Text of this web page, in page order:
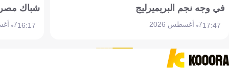
في وجه نجم البريميرليج
17:477 أغسطس 2026
شباك
16:177 أغسطس 2026